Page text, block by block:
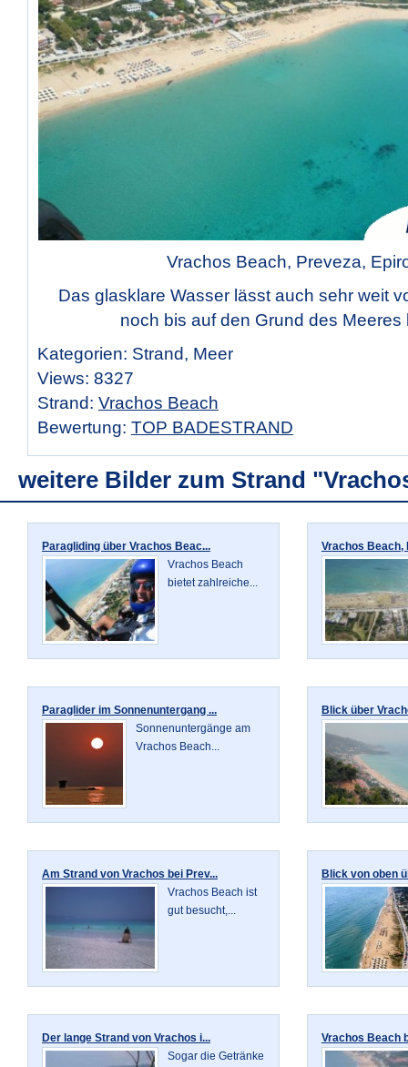
Vrachos Beach, Preveza,
Das glasklare Wasser lässt auch sehr weit
noch bis auf den Grund des Meeres
Kategorien: Strand, Meer
Views: 8327
Strand: Vrachos Beach
Bewertung: TOP BADESTRAND
weitere Bilder zum Strand
Paragliding über Vrachos Beac...
Vrachos Beach
bietet zahlreiche...
Vrachos Beach,
Paraglider im Sonnenuntergang ...
Sonnenuntergänge am
Vrachos Beach...
Blick über
Am Strand von Vrachos bei Prev...
Vrachos Beach ist
gut besucht,...
Blick von oben
Der lange Strand von Vrachos i...
Sogar die Getränke
Vrachos Beach